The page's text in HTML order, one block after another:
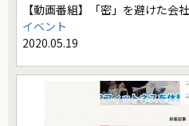
【動画番組】「密」を避けた
イベント
2020.05.19